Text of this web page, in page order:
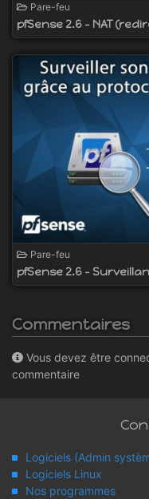
Pare-feu
pfSense 2.6 - NAT
Pare-feu
pfSense 2.6 -
Commentaires
Vous devez être
commentaire
Logiciels (Admin
Logiciels Linux
Nos programmes